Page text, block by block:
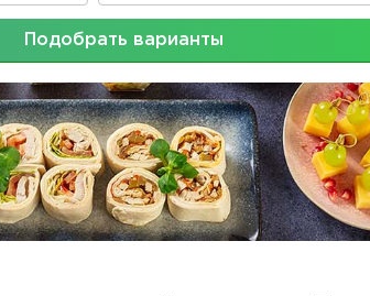
Подобрать варианты